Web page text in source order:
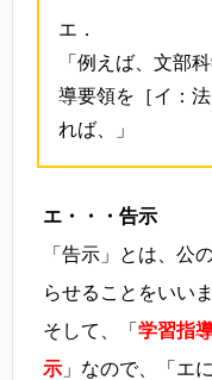
エ．
「例えば、文部
導要領を［イ：
れば、」
エ・・・告示
「告示」とは、公
らせることをいいま
そして、「 学習指
示 」なので、「エ